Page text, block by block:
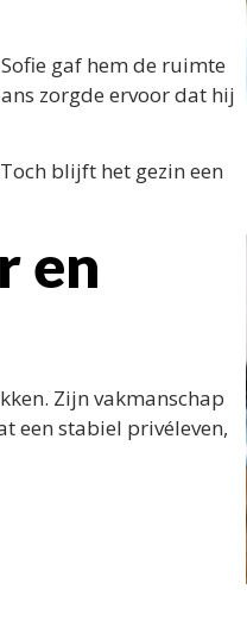
gaf hem de ruimte
zorgde ervoor dat hij
blijft het gezin een
en
Zijn vakmanschap
een stabiel privéleven,